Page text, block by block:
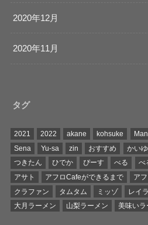
2020年12月
2020年11月
タグ
2021 2022 akane kohsuke
Sena
Yu-sa zin おすすめ かい
つきたん
ひでか ぴーす べる べ
アサト
アフロCafeができるまで ア
クラファン
タムタム ミッゾ レイ
大月ラーメン
山梨ラーメン 美味いラ